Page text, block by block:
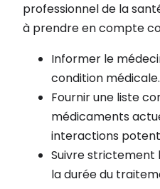
professionnel de la
à prendre en compte
Informer le
condition médicale.
Fournir une liste
médicaments
interactions
Suivre strictement
la durée du